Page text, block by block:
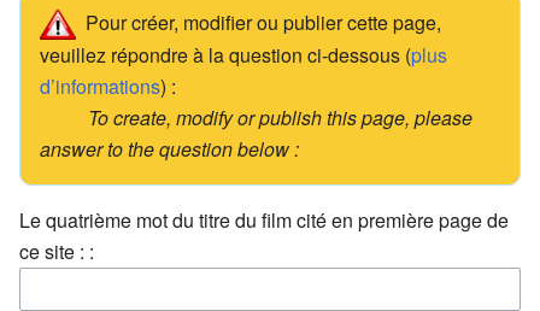
Pour créer, modifier ou publier cette page,
veuillez répondre à la question ci-dessous (plus
d’informations) :
To create, modify or publish this page, please
answer to the question below :
Le quatrième mot du titre du film cité en première page de
ce site : :